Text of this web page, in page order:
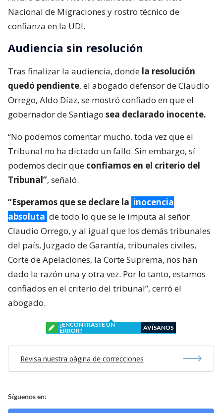
Nacional de Migraciones y rostro técnico de
confianza en la UDI.
Audiencia sin resolución
Tras finalizar la audiencia, donde la resolución
quedó pendiente, el abogado defensor de Claudio
Orrego, Aldo Díaz, se mostró confiado en que el
gobernador de Santiago sea declarado inocente.
“No podemos comentar mucho, toda vez que el
Tribunal no ha dictado un fallo. Sin embargo, sí
podemos decir que confiamos en el criterio del
Tribunal”, señaló.
“Esperamos que se declare la inocencia
absoluta de todo lo que se le imputa al señor
Claudio Orrego, y al igual que los demás tribunales
del país, Juzgado de Garantía, tribunales civiles,
Corte de Apelaciones, la Corte Suprema, nos han
dado la razón una y otra vez. Por lo tanto, estamos
confiados en el criterio del tribunal”, cerró el
abogado.
¿ENCONTRASTE UN
ERROR?
AVÍSANOS
Revisa nuestra página de correcciones
Síguenos en: